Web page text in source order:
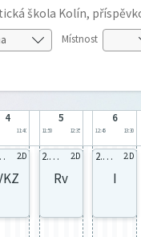
škola Kolín,
Místnost
4
11:40
5
11:50 12:35
6
12:45 13:30
2.D 2.D celá 2.D
Rv
2.D celá 2.D
I